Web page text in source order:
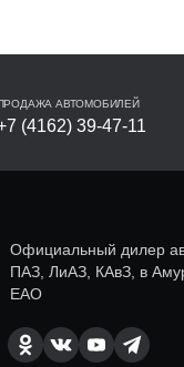
АВТОМОБИЛЕЙ
(4162) 39-47-11
Официальный дилер
ПАЗ, ЛиАЗ, КАвЗ, в
ЕАО